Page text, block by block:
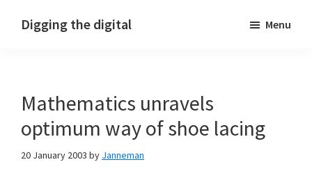
Digging the digital Menu
Mathematics unravels
optimum way of shoe lacing
20 January 2003 by Janneman